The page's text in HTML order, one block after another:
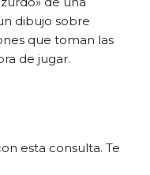
dibujo sobre
que toman las
de jugar.
esta consulta. Te